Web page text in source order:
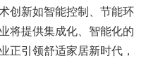
创新如智能控制、节能环
将提供集成化、智能化的
正引领舒适家居新时代，